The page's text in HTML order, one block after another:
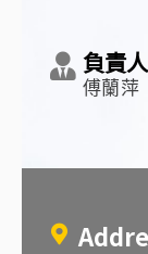
負責人
傅蘭萍